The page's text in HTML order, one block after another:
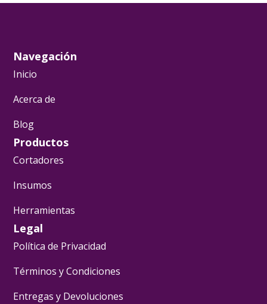
Navegación
Inicio
Acerca de
Blog
Productos
Cortadores
Insumos
Herramientas
Legal
Política de Privacidad
Términos y Condiciones
Entregas y Devoluciones